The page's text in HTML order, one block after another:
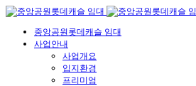
중앙공원롯데캐슬 임대
사업안내
사업개요
입지환경
프리미엄